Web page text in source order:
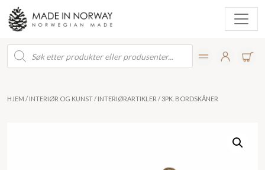
Products
search
HJEM / INTERIØR OG KUNST/ INTERIØRARTIKLER / 3PK. BORDSKÅNER